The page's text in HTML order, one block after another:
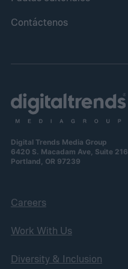
Contáctenos
Digital Trends Media Group
6420 S. Macadam Ave, Suite 216
Portland, OR 97239
Careers
Work With Us
Diversity & Inclusion